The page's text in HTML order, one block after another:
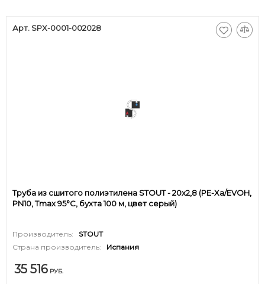
Арт. SPX-0001-002028
Труба из сшитого полиэтилена STOUT - 20x2,8 (PE-Xa/EVOH,
PN10, Tmax 95°C, бухта 100 м, цвет серый)
Производитель:
STOUT
Страна производитель:
Испания
35 516 РУБ.